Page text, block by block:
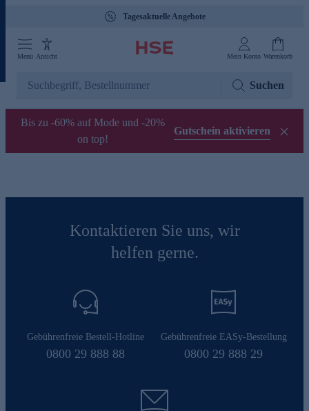
Tagesaktuelle Angebote
Menü Ansicht Mein Konto Warenkorb
Suchen
Bis zu -60% auf Mode und -20%
on top!
Gutschein aktivieren
Kontaktieren Sie uns, wir
helfen gerne.
Gebührenfreie Bestell-Hotline
0800 29 888 88
Gebührenfreie EASy-Bestellung
0800 29 888 29